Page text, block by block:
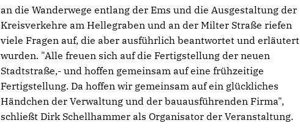
an die Wanderwege entlang der Ems und die Ausgestaltung der
Kreisverkehre am Hellegraben und an der Milter Straße riefen
viele Fragen auf, die aber ausführlich beantwortet und erläutert
wurden. "Alle freuen sich auf die Fertigstellung der neuen
Stadtstraße,- und hoffen gemeinsam auf eine frühzeitige
Fertigstellung. Da hoffen wir gemeinsam auf ein glückliches
Händchen der Verwaltung und der bauausführenden Firma",
schließt Dirk Schellhammer als Organisator der Veranstaltung.